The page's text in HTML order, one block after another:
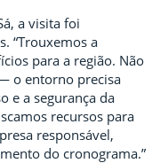
a visita foi
“Trouxemos a
para a região. Não
o entorno precisa
e a segurança da
recursos para
responsável,
do cronograma.”